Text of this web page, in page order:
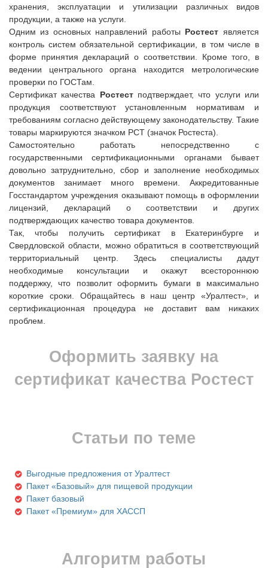
хранения, эксплуатации и утилизации различных видов
продукции, а также на услуги.
Одним из основных направлений работы Ростест является
контроль систем обязательной сертификации, в том числе в
форме принятия деклараций о соответствии. Кроме того, в
ведении центрального органа находится метрологические
проверки по ГОСТам.
Сертификат качества Ростест подтверждает, что услуги или
продукция соответствуют установленным нормативам и
требованиям согласно действующему законодательству. Такие
товары маркируются значком РСТ (значок Ростеста).
Самостоятельно работать непосредственно с
государственными сертификационными органами бывает
довольно затруднительно, сбор и заполнение необходимых
документов занимает много времени. Аккредитованные
Госстандартом учреждения оказывают помощь в оформлении
лицензий, деклараций о соответствии и других
подтверждающих качество товара документов.
Так, чтобы получить сертификат в Екатеринбурге и
Свердловской области, можно обратиться в соответствующий
территориальный центр. Здесь специалисты дадут
необходимые консультации и окажут всестороннюю
поддержку, что позволит оформить бумаги в максимально
короткие сроки. Обращайтесь в наш центр «Уралтест», и
сертификационная процедура не доставит вам никаких
проблем.
Оформить заявку на
сертификат качества Ростест
Статьи по теме
Выгодные предложения от Уралтест
Пакет «Базовый» для пищевой продукции
Пакет базовый
Пакет «Премиум» для ХАССП
Алгоритм работы